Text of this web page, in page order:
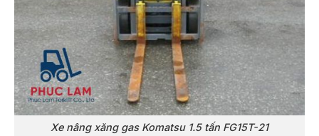
Xe nâng xăng gas Komatsu 1.5 tấn FG15T-21